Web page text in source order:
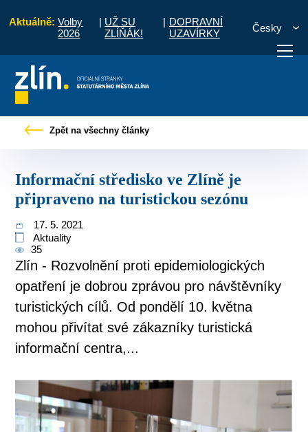
Aktuálně: Volby
2026
| UŽ SU
ZLÍŇÁK!
| DOPRAVNÍ
UZAVÍRKY
Česky
vyřídit Potřebuji zaplatit
Zpět na všechny články
Informační středisko ve Zlíně je
připraveno na turistickou sezónu
17. 5. 2021
Aktuality
35
Zlín - Rozvolnění proti epidemiologických
opatření je dobrou zprávou pro návštěvníky
turistických cílů. Od pondělí 10. května
mohou přivítat své zákazníky turistická
informační centra,...